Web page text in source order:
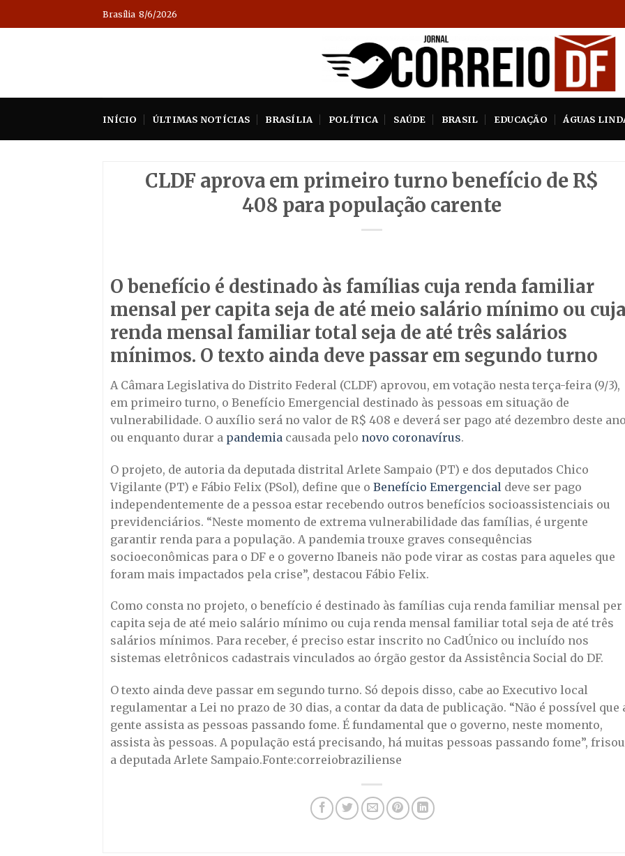
to
Brasília 8/6/2026
INÍCIO ÚLTIMAS NOTÍCIAS BRASÍLIA POLÍTICA SAÚDE BRASIL EDUCAÇÃO ÁGUAS
CLDF aprova em primeiro turno benefício de R$
408 para população carente
O benefício é destinado às famílias cuja renda familiar
mensal per capita seja de até meio salário mínimo ou
renda mensal familiar total seja de até três salários
mínimos. O texto ainda deve passar em segundo turno
A Câmara Legislativa do Distrito Federal (CLDF) aprovou, em votação nesta terça-feira (9/3),
em primeiro turno, o Benefício Emergencial destinado às pessoas em situação de
vulnerabilidade. O auxílio será no valor de R$ 408 e deverá ser pago até dezembro deste
ou enquanto durar a pandemia causada pelo novo coronavírus.
O projeto, de autoria da deputada distrital Arlete Sampaio (PT) e dos deputados Chico
Vigilante (PT) e Fábio Felix (PSol), define que o Benefício Emergencial deve ser pago
independentemente de a pessoa estar recebendo outros benefícios socioassistenciais ou
previdenciários. “Neste momento de extrema vulnerabilidade das famílias, é urgente
garantir renda para a população. A pandemia trouxe graves consequências
socioeconômicas para o DF e o governo Ibaneis não pode virar as costas para aqueles que
foram mais impactados pela crise”, destacou Fábio Felix.
Como consta no projeto, o benefício é destinado às famílias cuja renda familiar mensal per
capita seja de até meio salário mínimo ou cuja renda mensal familiar total seja de até três
salários mínimos. Para receber, é preciso estar inscrito no CadÚnico ou incluído nos
sistemas eletrônicos cadastrais vinculados ao órgão gestor da Assistência Social do DF.
O texto ainda deve passar em segundo turno. Só depois disso, cabe ao Executivo local
regulamentar a Lei no prazo de 30 dias, a contar da data de publicação. “Não é possível que
gente assista as pessoas passando fome. É fundamental que o governo, neste momento,
assista às pessoas. A população está precisando, há muitas pessoas passando fome”, frisou
a deputada Arlete Sampaio.Fonte:correiobraziliense